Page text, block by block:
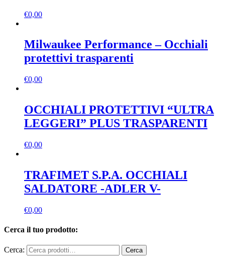
€0,00
Milwaukee Performance – Occhiali
protettivi trasparenti
€0,00
OCCHIALI PROTETTIVI “ULTRA
LEGGERI” PLUS TRASPARENTI
€0,00
TRAFIMET S.P.A. OCCHIALI
SALDATORE -ADLER V-
€0,00
Cerca il tuo prodotto:
Cerca: Cerca